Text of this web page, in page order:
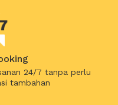
24/7 tanpa perlu
tambahan